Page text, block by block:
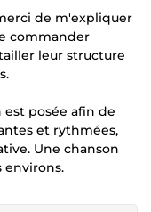
de m'expliquer
commander
leur structure
posée afin de
et rythmées,
Une chanson
environs.